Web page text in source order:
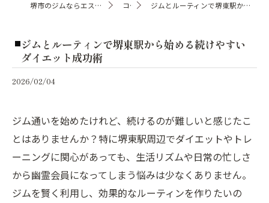
堺市のジムならエスフィットビューティージム コラム ジムとルーティンで堺東駅から始める続けやすいダイエット成功術
ジムとルーティンで堺東駅から始める続けやすい
ダイエット成功術
2026/02/04
ジム通いを始めたけれど、続けるのが難しいと感じたこ
とはありませんか？特に堺東駅周辺でダイエットやトレ
ーニングに関心があっても、生活リズムや日常の忙しさ
から幽霊会員になってしまう悩みは少なくありません。
ジムを賢く利用し、効果的なルーティンを作りたいの